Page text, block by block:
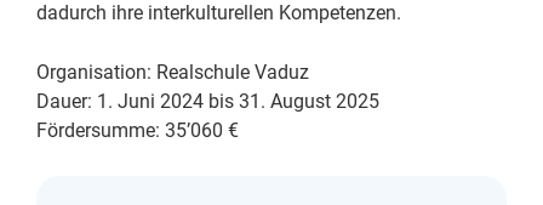
dadurch ihre interkulturellen Kompetenzen.
Organisation: Realschule Vaduz
Dauer: 1. Juni 2024 bis 31. August 2025
Fördersumme: 35’060 €